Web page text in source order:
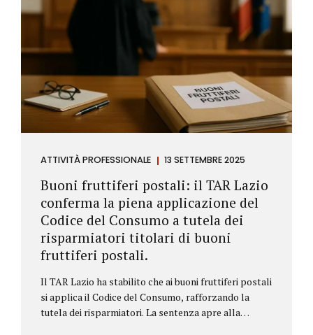
ATTIVITÀ PROFESSIONALE 13 SETTEMBRE 2025
Buoni fruttiferi postali: il TAR Lazio
conferma la piena applicazione del
Codice del Consumo a tutela dei
risparmiatori titolari di buoni
fruttiferi postali.
Il TAR Lazio ha stabilito che ai buoni fruttiferi postali
si applica il Codice del Consumo, rafforzando la
tutela dei risparmiatori. La sentenza apre alla